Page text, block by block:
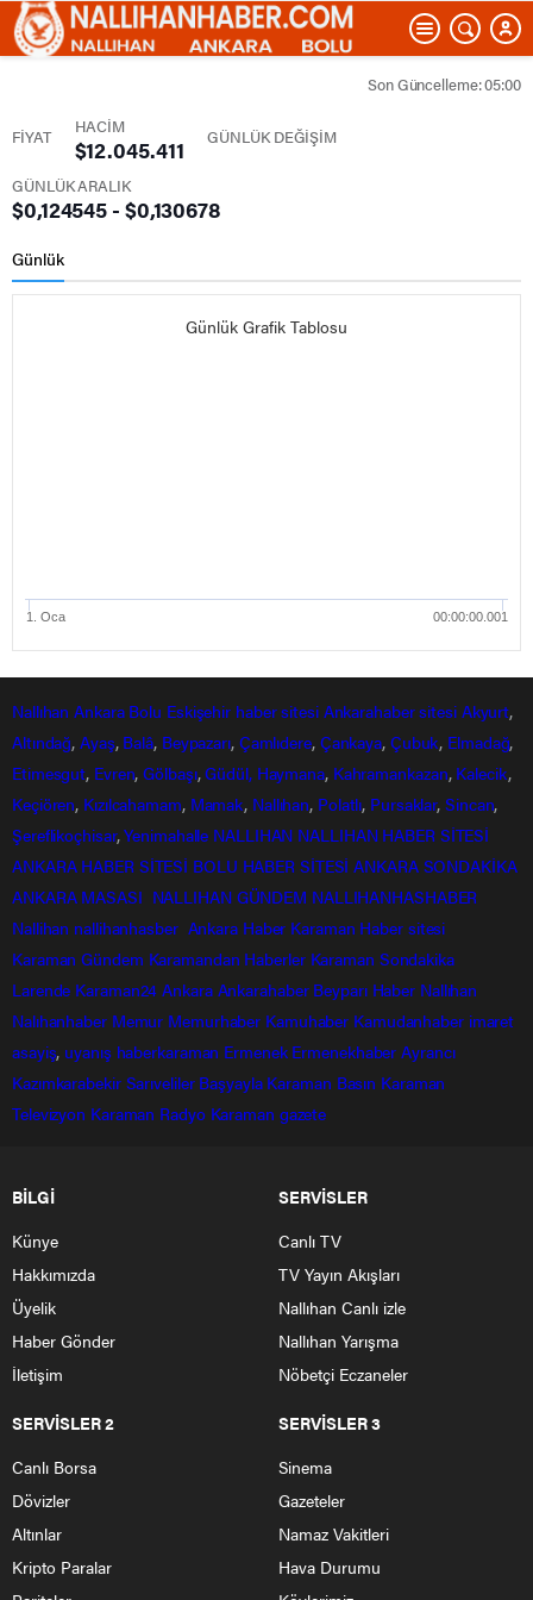
Son Güncelleme: 05:00
FİYAT HACİM
$12.045.411 GÜNLÜK DEĞİŞİM
GÜNLÜK ARALIK
$0,124545 - $0,130678
Günlük
Günlük Grafik Tablosu
1. Oca 00:00:00.001
Nallıhan Ankara Bolu Eskişehir haber sitesi Ankarahabersitesi Akyurt,
Altındağ,Ayaş, Balâ, Beypazarı, Çamlıdere, Çankaya, Çubuk, Elmadağ,
Etimesgut, Evren,Gölbaşı,Güdül, Haymana, Kahramankazan, Kalecik,
Keçiören, Kızılcahamam, Mamak, Nallıhan, Polatlı, Pursaklar,Sincan,
Şereflikoçhisar,Yenimahalle NALLIHAN NALLIHAN HABER SİTESİ
ANKARA HABER SİTESİ BOLU HABER SİTESİ ANKARA SONDAKİKA
ANKARA MASASI NALLIHAN GÜNDEM NALLIHANHASHABER
Nallihan nallihanhasber Ankara Haber Karaman Haber sitesi
Karaman Gündem Karamandan Haberler Karaman Sondakika
Larende Karaman24 Ankara Ankarahaber Beyparı Haber Nallıhan
Nalıhanhaber Memur Memurhaber Kamuhaber Kamudanhaber imaret
asayiş, uyanış haberkaraman Ermenek Ermenekhaber Ayrancı
Kazımkarabekir Sarıveliler Başyayla Karaman Basın Karaman
Televizyon Karaman Radyo Karaman gazete
BİLGİ
Künye
Hakkımızda
Üyelik
Haber Gönder
İletişim
SERVİSLER
Canlı TV
TV Yayın Akışları
Nallıhan Canlı izle
Nallıhan Yarışma
Nöbetçi Eczaneler
SERVİSLER 2
Canlı Borsa
Dövizler
Altınlar
Kripto Paralar
SERVİSLER 3
Sinema
Gazeteler
Namaz Vakitleri
Hava Durumu